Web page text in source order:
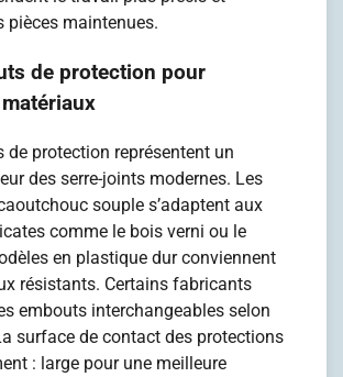
pièces maintenues.
de protection pour
de protection représentent un
des serre-joints modernes. Les
souple s’adaptent aux
comme le bois verni ou le
en plastique dur conviennent
résistants. Certains fabricants
embouts interchangeables selon
surface de contact des protections
: large pour une meilleure